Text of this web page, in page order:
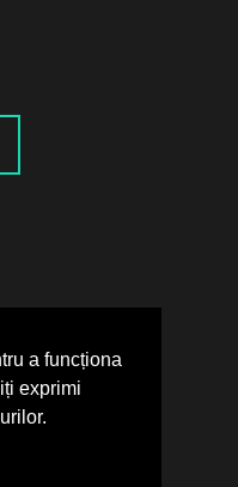
a funcționa
exprimi